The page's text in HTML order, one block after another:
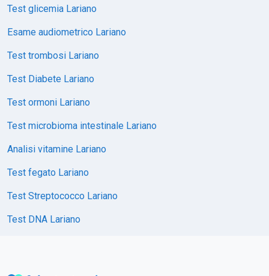
Test glicemia Lariano
Esame audiometrico Lariano
Test trombosi Lariano
Test Diabete Lariano
Test ormoni Lariano
Test microbioma intestinale Lariano
Analisi vitamine Lariano
Test fegato Lariano
Test Streptococco Lariano
Test DNA Lariano